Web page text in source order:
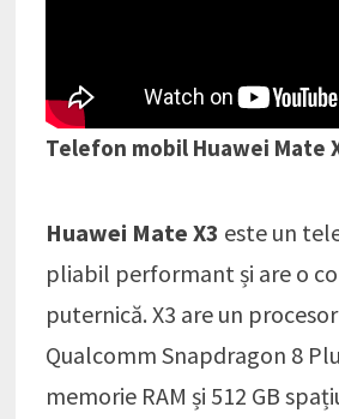
Telefon mobil Huawei Mate
Huawei Mate X3 este un
pliabil performant și are o
puternică. X3 are un
Qualcomm Snapdragon 8
memorie RAM și 512 GB